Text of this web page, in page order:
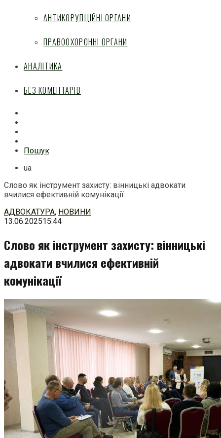
АНТИКОРУПЦІЙНІ ОРГАНИ
ПРАВООХОРОННІ ОРГАНИ
АНАЛІТИКА
БЕЗ КОМЕНТАРІВ
Пошук
ua
Слово як інструмент захисту: вінницькі адвокати
вчилися ефективній комунікації
Перейти
до
АДВОКАТУРА, НОВИНИ
13.06.202515:44
Слово як інструмент захисту: вінницькі
адвокати вчилися ефективній
комунікації